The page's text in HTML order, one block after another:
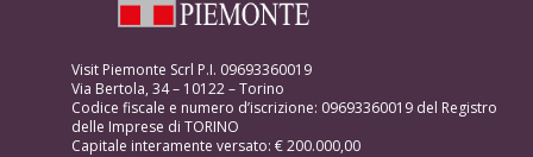
Visit Piemonte Scrl P.I. 09693360019
Via Bertola, 34 – 10122 – Torino
Codice fiscale e numero d’iscrizione: 09693360019 del Registro
delle Imprese di TORINO
Capitale interamente versato: € 200.000,00